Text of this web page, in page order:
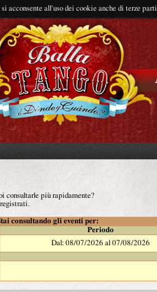
acconsente all'uso dei cookie anche di terze parti
consultarle più rapidamente?
consultando gli eventi per:
Periodo
Dal: 08/07/2026 al 07/08/2026